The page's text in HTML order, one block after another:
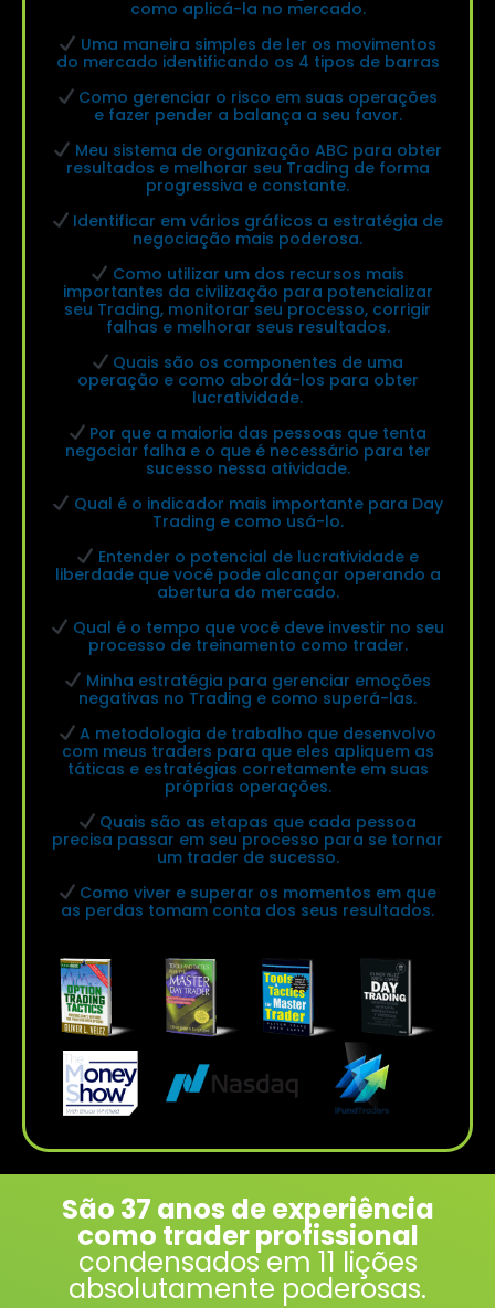
como aplicá-la no mercado.
Uma maneira simples de ler os movimentos
do mercado identificando os 4 tipos de barras
Como gerenciar o risco em suas operações
e fazer pender a balança a seu favor.
Meu sistema de organização ABC para obter
resultados e melhorar seu Trading de forma
progressiva e constante.
Identificar em vários gráficos a estratégia de
negociação mais poderosa.
Como utilizar um dos recursos mais
importantes da civilização para potencializar
seu Trading, monitorar seu processo, corrigir
falhas e melhorar seus resultados.
Quais são os componentes de uma
operação e como abordá-los para obter
lucratividade.
Por que a maioria das pessoas que tenta
negociar falha e o que é necessário para ter
sucesso nessa atividade.
Qual é o indicador mais importante para Day
Trading e como usá-lo.
Entender o potencial de lucratividade e
liberdade que você pode alcançar operando a
abertura do mercado.
Qual é o tempo que você deve investir no seu
processo de treinamento como trader.
Minha estratégia para gerenciar emoções
negativas no Trading e como superá-las.
A metodologia de trabalho que desenvolvo
com meus traders para que eles apliquem as
táticas e estratégias corretamente em suas
próprias operações.
Quais são as etapas que cada pessoa
precisa passar em seu processo para se tornar
um trader de sucesso.
Como viver e superar os momentos em que
as perdas tomam conta dos seus resultados.
São 37 anos de experiência
como trader profissional
condensados em 11 lições
absolutamente poderosas.